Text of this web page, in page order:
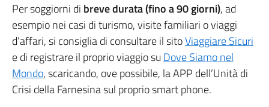
Per soggiorni di breve durata (fino a 90 giorni), ad
esempio nei casi di turismo, visite familiari o viaggi
d’affari, si consiglia di consultare il sitoViaggiare Sicuri
e di registrare il proprio viaggio su Dove Siamo nel
Mondo, scaricando, ove possibile, la APP dell’Unità di
Crisi della Farnesina sul proprio smart phone.